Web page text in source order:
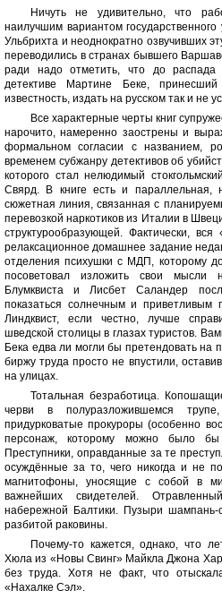
Ничуть не удивительно, что
наилучшим вариантом
Ульбрихта и неоднократно озвучивших
переводились в странах бывшего
ради надо отметить, что до
детективе Мартине Беке,
известность, издать на русском так и не
Все характерные черты книг
нарочито, намеренно заострены и
формальном согласии с названием,
временем субжанру детективов об
которого стал нелюдимый
Свярд. В книге есть и параллельная,
сюжетная линия, связанная с
перевозкой наркотиков из Италии в
структурообразующей. Фактически,
релаксационное домашнее задание
отделения психушки с МДП, которому
посоветовал изложить свои мысли
Блумквиста и Лисбет Саландер
показаться солнечным и
Линдквист, если честно, лучше
шведской столицы в глазах туристов.
Бека едва ли могли бы претендовать на
биржу труда просто не впустили,
на улицах.
Тотальная безработица.
черви в полуразложившемся
придурковатые прокуроры (особенно
персонаж, которому можно было бы
Преступники, оправданные за те
осуждённые за то, чего никогда и не
магнитофоны, уносящие с собой в
важнейших свидетелей.
набережной Балтики. Пузыри шампань-
разбитой раковины.
Почему-то кажется, однако, что
Хюла из «Новы Свинг» Майкла Джона
без труда. Хотя не факт, что
«Нахалке Сэл».